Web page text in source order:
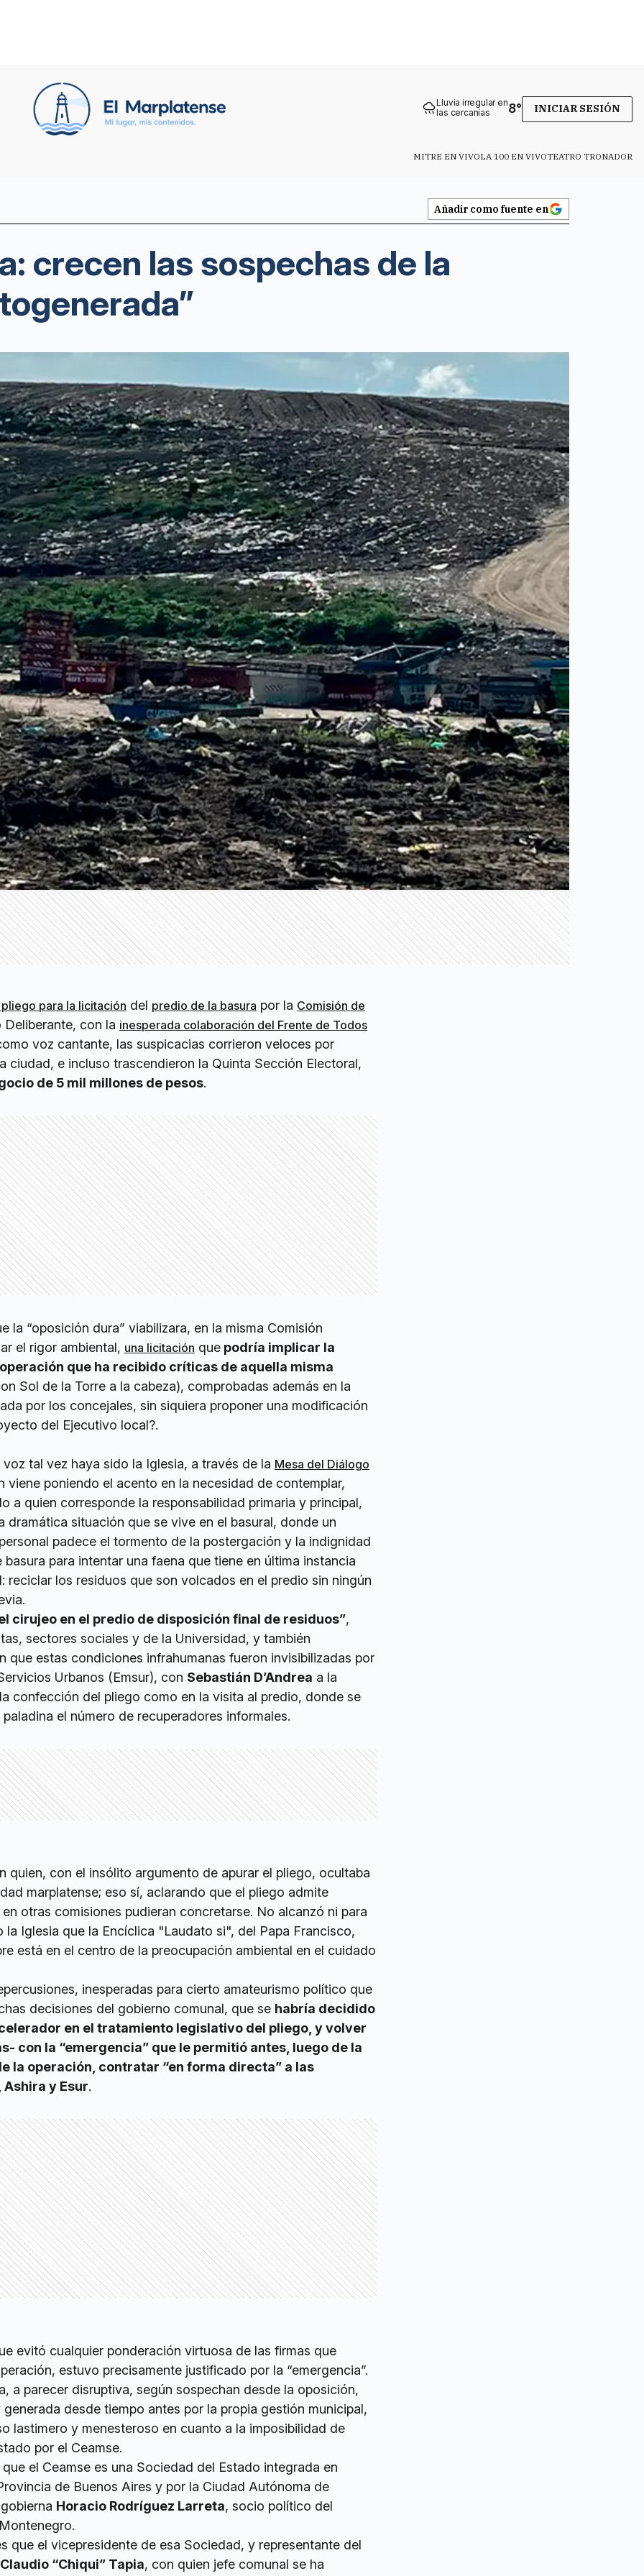
Lluvia irregular en
las cercanías
8° INICIAR SESIÓN
MITRE EN VIVOLA 100 EN VIVOTEATRO TRONADOR
Añadir como fuente en
crecen las sospechas de la
para la licitación del predio de la basura por la Comisión de
con la inesperada colaboración del Frente de Todos
voz cantante, las suspicacias corrieron veloces por
ciudad, e incluso trascendieron la Quinta Sección Electoral,
de 5 mil millones de pesos.
la “oposición dura” viabilizara, en la misma Comisión
el rigor ambiental, una licitación que podría implicar la
que ha recibido críticas de aquella misma
Sol de la Torre a la cabeza), comprobadas además en la
por los concejales, sin siquiera proponer una modificación
del Ejecutivo local?.
tal vez haya sido la Iglesia, a través de la Mesa del Diálogo
viene poniendo el acento en la necesidad de contemplar,
a quien corresponde la responsabilidad primaria y principal,
dramática situación que se vive en el basural, donde un
padece el tormento de la postergación y la indignidad
para intentar una faena que tiene en última instancia
reciclar los residuos que son volcados en el predio sin ningún
cirujeo en el predio de disposición final de residuos”,
sectores sociales y de la Universidad, y también
que estas condiciones infrahumanas fueron invisibilizadas por
Urbanos (Emsur), con Sebastián D’Andrea a la
confección del pliego como en la visita al predio, donde se
el número de recuperadores informales.
quien, con el insólito argumento de apurar el pliego, ocultaba
marplatense; eso sí, aclarando que el pliego admite
otras comisiones pudieran concretarse. No alcanzó ni para
Iglesia que la Encíclica "Laudato si", del Papa Francisco,
está en el centro de la preocupación ambiental en el cuidado
inesperadas para cierto amateurismo político que
decisiones del gobierno comunal, que se habría decidido
en el tratamiento legislativo del pliego, y volver
con la “emergencia” que le permitió antes, luego de la
la operación, contratar “en forma directa” a las
y Esur.
evitó cualquier ponderación virtuosa de las firmas que
estuvo precisamente justificado por la “emergencia”.
a parecer disruptiva, según sospechan desde la oposición,
desde tiempo antes por la propia gestión municipal,
lastimero y menesteroso en cuanto a la imposibilidad de
por el Ceamse.
el Ceamse es una Sociedad del Estado integrada en
de Buenos Aires y por la Ciudad Autónoma de
Horacio Rodríguez Larreta, socio político del
que el vicepresidente de esa Sociedad, y representante del
Claudio “Chiqui” Tapia, con quien jefe comunal se ha